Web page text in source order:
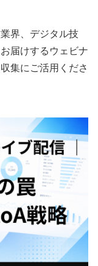
界、デジタル技
届けするウェビナ
集にご活用くださ